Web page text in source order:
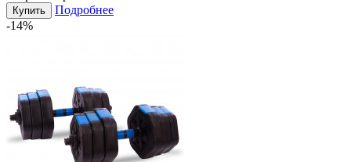
Купить
Подробнее
-14%